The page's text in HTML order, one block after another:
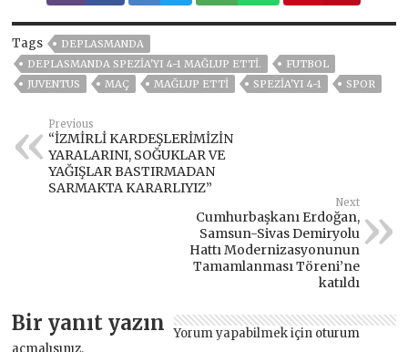
Tags
DEPLASMANDA
DEPLASMANDA SPEZIA'YI 4-1 MAĞLUP ETTI.
FUTBOL
JUVENTUS
MAÇ MAĞLUP ETTI SPEZIA'YI 4-1 SPOR
Previous
“İZMİRLİ KARDEŞLERİMİZİN
YARALARINI, SOĞUKLAR VE
YAĞIŞLAR BASTIRMADAN
SARMAKTA KARARLIYIZ”
Next
Cumhurbaşkanı Erdoğan,
Samsun-Sivas Demiryolu
Hattı Modernizasyonunun
Tamamlanması Töreni’ne
katıldı
Bir yanıt yazın Yorum yapabilmek için oturum